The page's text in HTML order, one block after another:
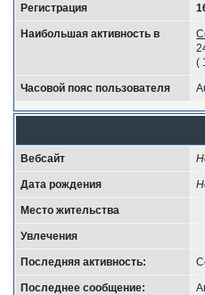
Регистрация
Наибольшая активность в
(
Часовой пояс пользователя
Вебсайт
Дата рождения
Место жительства
Увлечения
Последняя активность:
Последнее сообщение: